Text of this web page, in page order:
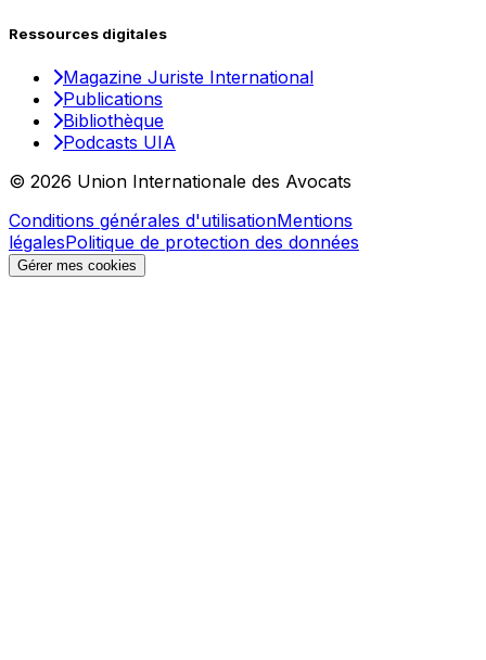
Ressources digitales
Magazine Juriste International
Publications
Bibliothèque
Podcasts UIA
© 2026 Union Internationale des Avocats
Conditions générales d'utilisationMentions
légalesPolitique de protection des données
Gérer mes cookies